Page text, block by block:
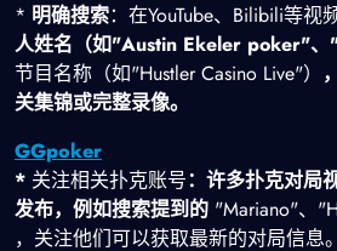
* 明确搜索：在YouTube、Bilibili等
人姓名（如"Austin Ekeler poker"
节目名称（如"Hustler Casino Live"）
关集锦或完整录像。
GGpoker
* 关注相关扑克账号：许多扑克对局
发布，例如搜索提到的 "Mariano"、
，关注他们可以获取最新的对局信息。